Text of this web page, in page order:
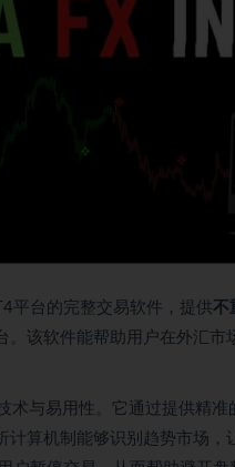
平台的完整交易软件，提供不
。该软件能帮助用户在外汇市
术与易用性。它通过提供精
计算机制能够识别趋势市场